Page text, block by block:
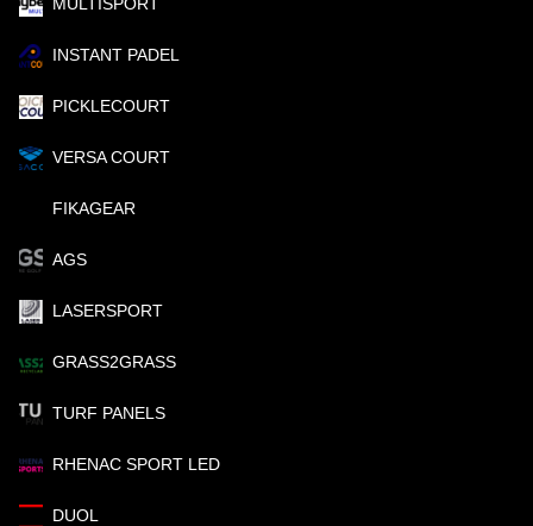
INSTANT PADEL
PICKLECOURT
VERSA COURT
FIKAGEAR
AGS
LASERSPORT
GRASS2GRASS
TURF PANELS
RHENAC SPORT LED
DUOL